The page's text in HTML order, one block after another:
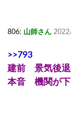
806: 山師さん
>>793
建前 景気後退
本音 機関が下